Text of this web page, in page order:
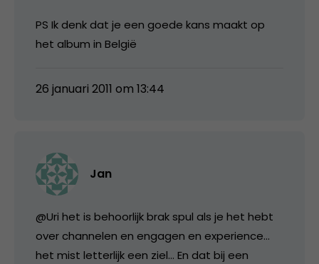
PS Ik denk dat je een goede kans maakt op
het album in België
26 januari 2011 om 13:44
Jan
@Uri het is behoorlijk brak spul als je het hebt
over channelen en engagen en experience…
het mist letterlijk een ziel… En dat bij een